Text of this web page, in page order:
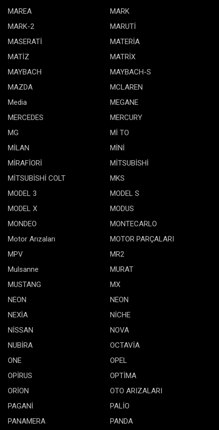
MAREA
MARK
MARK-2
MARUTİ
MASERATİ
MATERİA
MATİZ
MATRİX
MAYBACH
MAYBACH-S
MAZDA
MCLAREN
Media
MEGANE
MERCEDES
MERCURY
MG
Mİ TO
MİLAN
MİNİ
MİRAFİORİ
MİTSUBİSHİ
MİTSUBİSHİ COLT
MKS
MODEL 3
MODEL S
MODEL X
MODUS
MONDEO
MONTECARLO
Motor Arızaları
MOTOR PARÇALARI
MPV
MR2
Mulsanne
MURAT
MUSTANG
MX
NEON
NEON
NEXİA
NİCHE
NİSSAN
NOVA
NUBİRA
OCTAVİA
ONE
OPEL
OPİRUS
OPTİMA
ORİON
OTO ARIZALARI
PAGANİ
PALİO
PANAMERA
PANDA